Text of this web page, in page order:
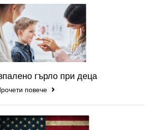
гърло при деца
повече